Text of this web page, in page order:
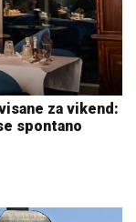
za vikend:
spontano